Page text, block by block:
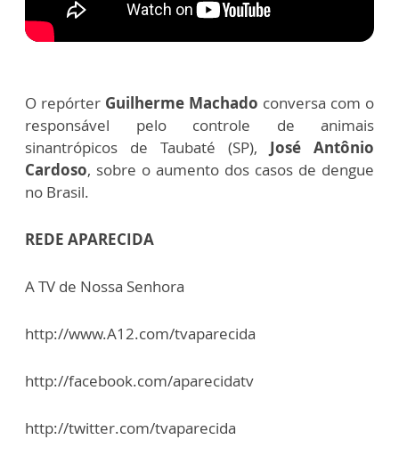
O repórter Guilherme Machado conversa com o
responsável pelo controle de animais
sinantrópicos de Taubaté (SP), José Antônio
Cardoso, sobre o aumento dos casos de dengue
no Brasil.
REDE APARECIDA
A TV de Nossa Senhora
http://www.A12.com/tvaparecida
http://facebook.com/aparecidatv
http://twitter.com/tvaparecida